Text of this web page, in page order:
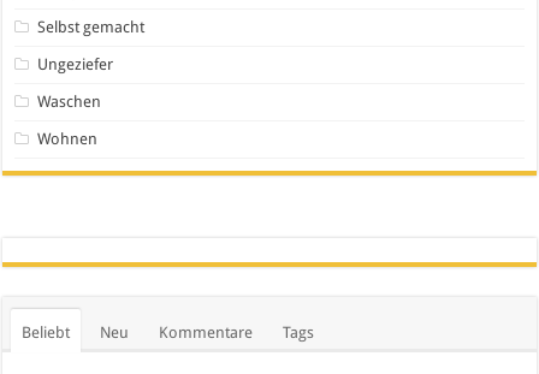
Selbst gemacht
Ungeziefer
Waschen
Wohnen
Beliebt Neu Kommentare Tags